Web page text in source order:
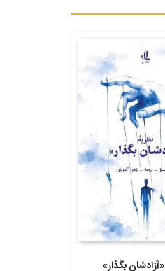
بگذار»